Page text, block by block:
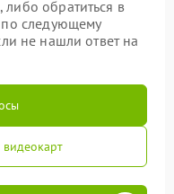
обратиться в
по следующему
не нашли ответ на